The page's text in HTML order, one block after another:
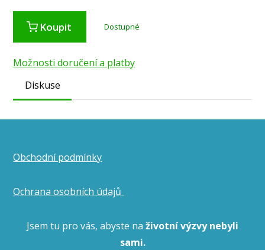
Koupit Dostupné
Možnosti doručení a platby
Diskuse
Obchodní podmínky
Ochrana osobních údajů
Jsem tu pro vás, abyste na životní výzvy nebyli
sami.